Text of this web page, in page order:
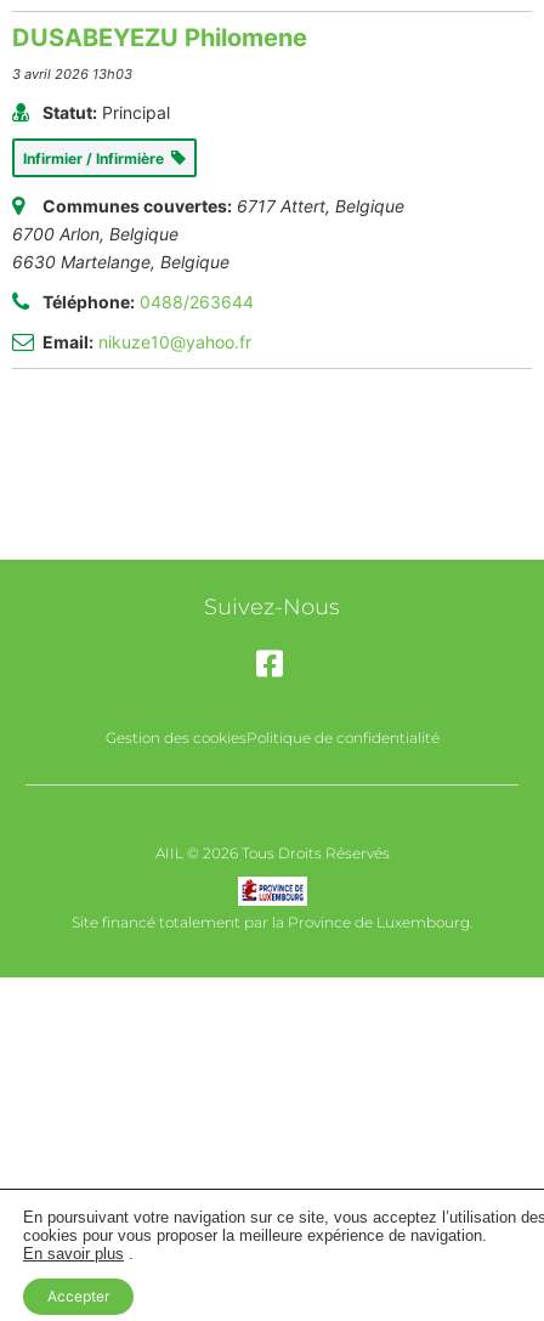
DUSABEYEZU Philomene
3 avril 2026 13h03
Statut: Principal
Infirmier / Infirmière
Communes couvertes: 6717 Attert, Belgique
6700 Arlon, Belgique
6630 Martelange, Belgique
Téléphone: 0488/263644
Email: nikuze10@yahoo.fr
Suivez-Nous
Gestion des cookiesPolitique de confidentialité
AIIL © 2026 Tous Droits Réservés
Site financé totalement par la Province de Luxembourg.
En poursuivant votre navigation sur ce site, vous acceptez l’utilisation
cookies pour vous proposer la meilleure expérience de navigation.
En savoir plus .
Accepter